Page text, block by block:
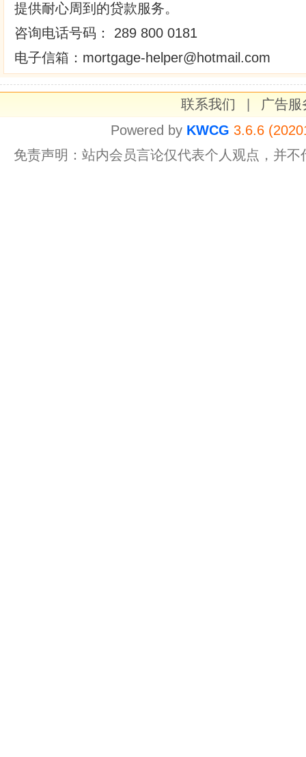
提供耐心周到的贷款服务。
咨询电话号码： 289 800 0181
电子信箱：mortgage-helper@hotmail.com
联系我们
广告服
Powered by KWCG 3.6.6
免责声明：站内会员言论仅代表个人观点，并